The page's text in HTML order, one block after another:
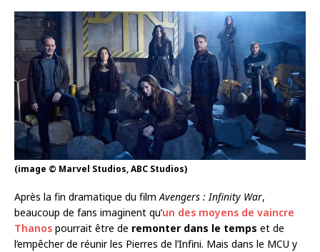
(image © Marvel Studios, ABC Studios)
Après la fin dramatique du filmAvengers : Infinity War,
beaucoup de fans imaginent qu’un des moyens de vaincre
Thanos pourrait être de remonter dans le temps et de
l’empêcher de réunir les Pierres de l’Infini. Mais dans le MCU y